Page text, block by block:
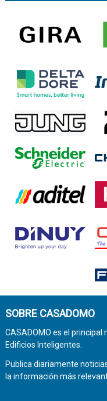
SOBRE CASADOMO
CASADOMO es el
Edificios Inteligentes.
Publica diariamente
la información más